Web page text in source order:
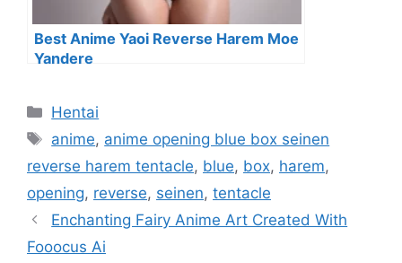
Best Anime Yaoi Reverse Harem Moe
Yandere
Categorías
Hentai
Etiquetas
anime, anime opening blue box seinen
reverse harem tentacle, blue, box, harem,
opening, reverse, seinen, tentacle
Enchanting Fairy Anime Art Created With
Fooocus Ai